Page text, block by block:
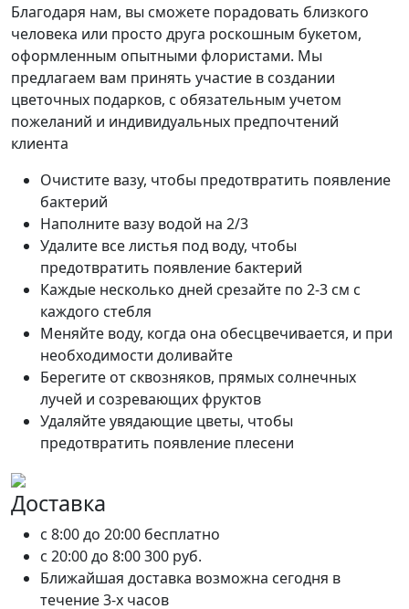
Благодаря нам, вы сможете порадовать близкого
человека или просто друга роскошным букетом,
оформленным опытными флористами. Мы
предлагаем вам принять участие в создании
цветочных подарков, с обязательным учетом
пожеланий и индивидуальных предпочтений
клиента
Очистите вазу, чтобы предотвратить появление
бактерий
Наполните вазу водой на 2/3
Удалите все листья под воду, чтобы
предотвратить появление бактерий
Каждые несколько дней срезайте по 2-3 см с
каждого стебля
Меняйте воду, когда она обесцвечивается, и при
необходимости доливайте
Берегите от сквозняков, прямых солнечных
лучей и созревающих фруктов
Удаляйте увядающие цветы, чтобы
предотвратить появление плесени
Доставка
c 8:00 до 20:00 бесплатно
c 20:00 до 8:00300 руб.
Ближайшая доставка возможна сегодня в
течение 3-х часов